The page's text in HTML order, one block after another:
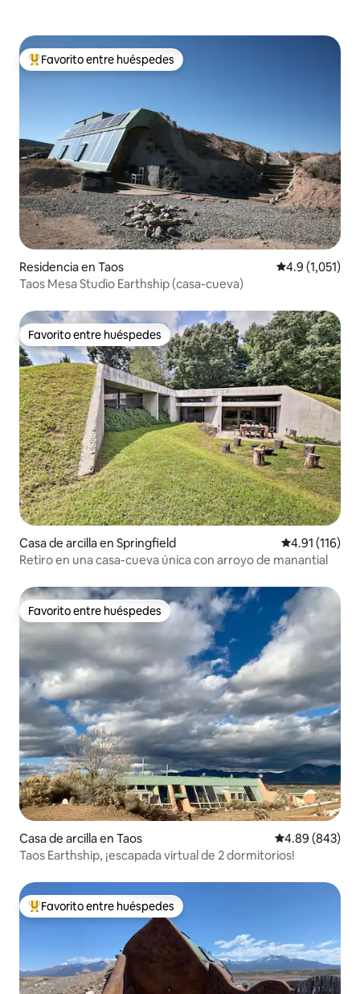
De los mejores en Favorito entre huéspedes
Favorito entre huéspedes
Residencia en Taos Calificación
4.9 (1,051)
Taos Mesa Studio Earthship (casa-cueva)
Favorito entre huéspedes
Favorito entre huéspedes
Casa de arcilla en Springfield Calificación
4.91 (116)
Retiro en una casa-cueva única con arroyo de manantial
Favorito entre huéspedes
Favorito entre huéspedes
Casa de arcilla en Taos Calificación
4.89 (843)
Taos Earthship, ¡escapada virtual de 2 dormitorios!
De los mejores en Favorito entre huéspedes
Favorito entre huéspedes